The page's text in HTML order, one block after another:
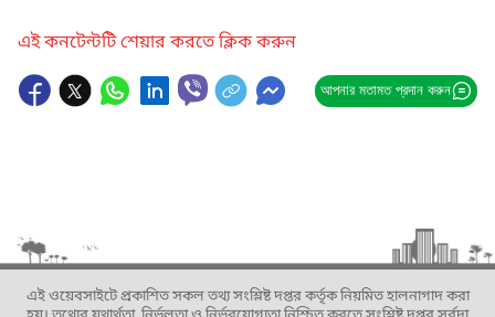
এই কনটেন্টটি শেয়ার করতে ক্লিক করুন
আপনার মতামত প্রদান করুন
এই ওয়েবসাইটে প্রকাশিত সকল তথ্য সংশ্লিষ্ট দপ্তর কর্তৃক নিয়মিত হালনাগাদ করা